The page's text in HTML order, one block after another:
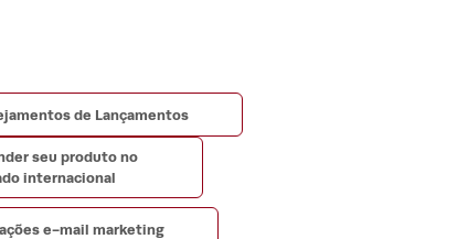
de Lançamentos
seu produto no
internacional
e-mail marketing